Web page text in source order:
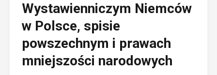
Wystawienniczym Niemców
w Polsce, spisie
powszechnym i prawach
mniejszości narodowych